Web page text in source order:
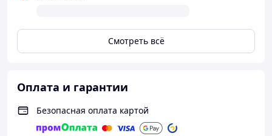
Смотреть всё
Оплата и гарантии
Безопасная оплата картой